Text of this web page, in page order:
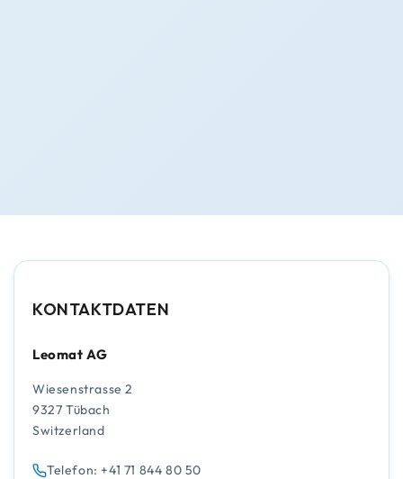
KONTAKTDATEN
Leomat AG
Wiesenstrasse 2
9327 Tübach
Switzerland
Telefon: +41 71 844 80 50